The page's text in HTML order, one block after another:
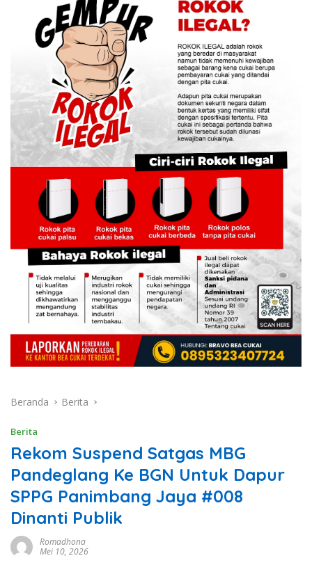
Beranda Berita
Berita
Rekom Suspend Satgas MBG
Pandeglang Ke BGN Untuk Dapur
SPPG Panimbang Jaya #008
Dinanti Publik
Romadhona
Mei 10, 2026